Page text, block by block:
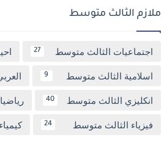
ملازم الثالث متوسط
اجتماعيات الثالث متوسط 27
اسلامية الثالث متوسط 9
انكليزي الثالث متوسط 40
فيزياء الثالث متوسط 24